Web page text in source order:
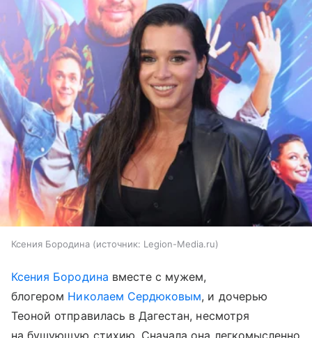
Ксения Бородина источник: Legion-Media.ru
Ксения Бородина вместе с мужем,
блогером Николаем Сердюковым, и дочерью
Теоной отправилась в Дагестан, несмотря
на бушующую стихию. Сначала она легкомысленно